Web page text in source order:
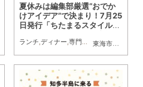
東海市大府市
夏休みは編集部厳選“おでか
けアイデア”で決まり！7月25
日発行「ちたまるスタイル
ランチ,ディナー,専門店 ちたまるスタイ